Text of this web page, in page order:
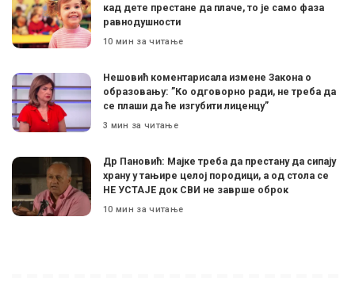
кад дете престане да плаче, то је само фаза
равнодушности
10 мин за читање
Нешовић коментарисала измене Закона о
образовању: ”Ко одговорно ради, не треба да
се плаши да ће изгубити лиценцу”
3 мин за читање
Др Пановић: Мајке треба да престану да сипају
храну у тањире целој породици, а од стола се
НЕ УСТАЈЕ док СВИ не заврше оброк
10 мин за читање